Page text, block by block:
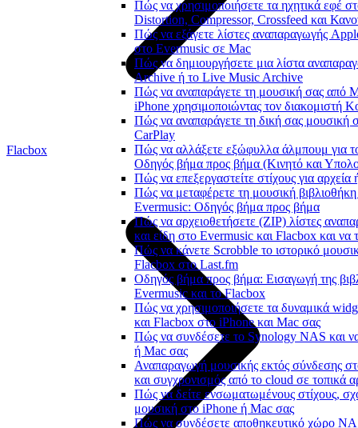
Πώς να χρησιμοποιήσετε τα ηχητικά εφέ
Distortion, Compressor, Crossfeed και
Πώς να εξάγετε λίστες αναπαραγωγής
στο Evermusic σε Mac
Πώς να δημιουργήσετε μια λίστα
Archive ή το Live Music Archive
Πώς να αναπαράγετε τη μουσική σας από
iPhone χρησιμοποιώντας τον διακομιστή
Πώς να αναπαράγετε τη δική σας μουσική
CarPlay
Πώς να αλλάξετε εξώφυλλα άλμπουμ για
Οδηγός βήμα προς βήμα (Κινητό και
Πώς να επεξεργαστείτε στίχους για
Πώς να μεταφέρετε τη μουσική
Evermusic: Οδηγός βήμα προς βήμα
Πώς να αρχειοθετήσετε (ZIP) λίστες
και είδη στο Evermusic και Flacbox και
Πώς να κάνετε Scrobble το ιστορικό
Flacbox στο Last.fm
Οδηγός βήμα προς βήμα: Εισαγωγή της
Evermusic και το Flacbox
Πώς να χρησιμοποιήσετε τα δυναμικά
και Flacbox στο iPhone και Mac σας
Πώς να συνδέσετε το Synology NAS και
ή Mac σας
Αναπαραγωγή μουσικής εκτός σύνδεσης
και συγχρονισμός από το cloud σε τοπικά
Πώς να δείτε ενσωματωμένους στίχους,
μουσική στο iPhone ή Mac σας
Πώς να συνδέσετε αποθηκευτικό χώρο
Flacbox